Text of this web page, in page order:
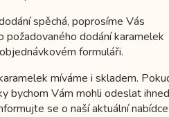
spěchá, poprosíme Vás
dodání karamelek
formuláři.
míváme i skladem.
bychom Vám mohli odeslat
se o naší aktuální